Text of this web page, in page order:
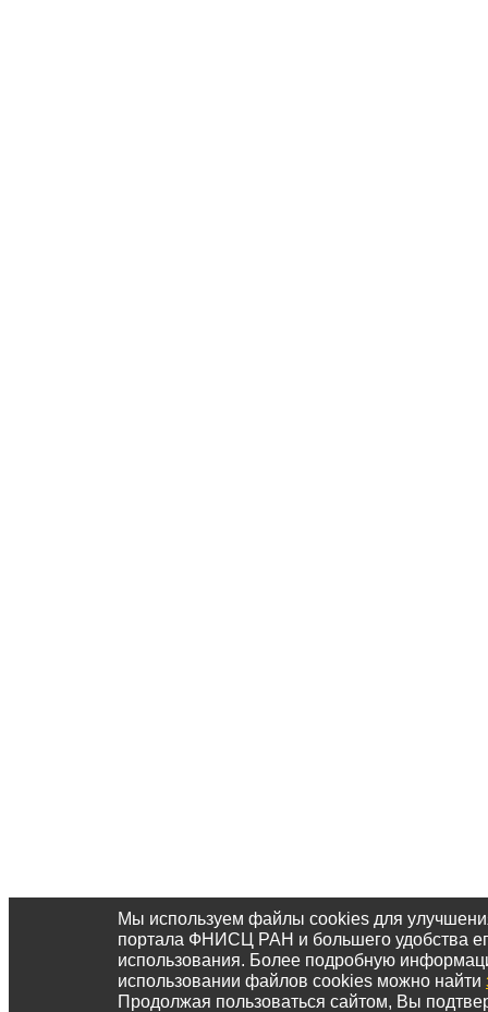
Мы используем файлы cookies для
портала ФНИСЦ РАН и большего удобства
использования. Более подробную
использовании файлов cookies можно найти
Продолжая пользоваться сайтом, Вы